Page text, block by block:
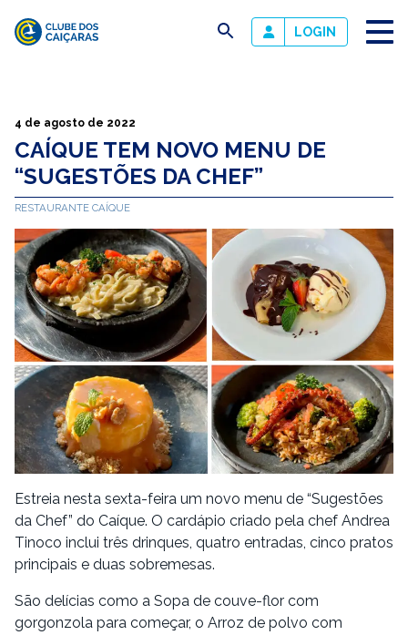
Caiçaras
busca LOGIN
4 de agosto de 2022
CAÍQUE TEM NOVO MENU DE
“SUGESTÕES DA CHEF”
RESTAURANTE CAÍQUE
Estreia nesta sexta-feira um novo menu de “Sugestões
da Chef” do Caíque. O cardápio criado pela chef Andrea
Tinoco inclui três drinques, quatro entradas, cinco pratos
principais e duas sobremesas.
São delícias como a Sopa de couve-flor com
gorgonzola para começar, o Arroz de polvo com